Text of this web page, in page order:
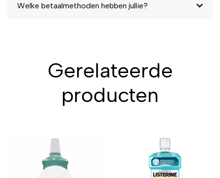
Welke betaalmethoden hebben jullie?
Gerelateerde
producten